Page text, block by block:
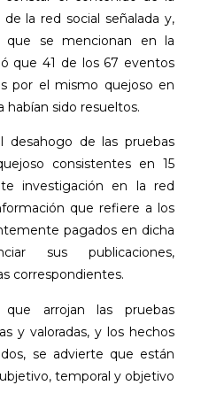
la red social señalada y,
que se mencionan en la
que 41 de los 67 eventos
por el mismo quejoso en
sido resueltos.
desahogo de las pruebas
consistentes en 15
investigación en la red
que refiere a los
pagados en dicha
sus publicaciones,
correspondientes.
arrojan las pruebas
y valoradas, y los hechos
se advierte que están
temporal y objetivo